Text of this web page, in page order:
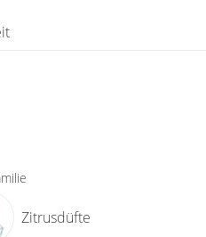
Zitrusdüfte